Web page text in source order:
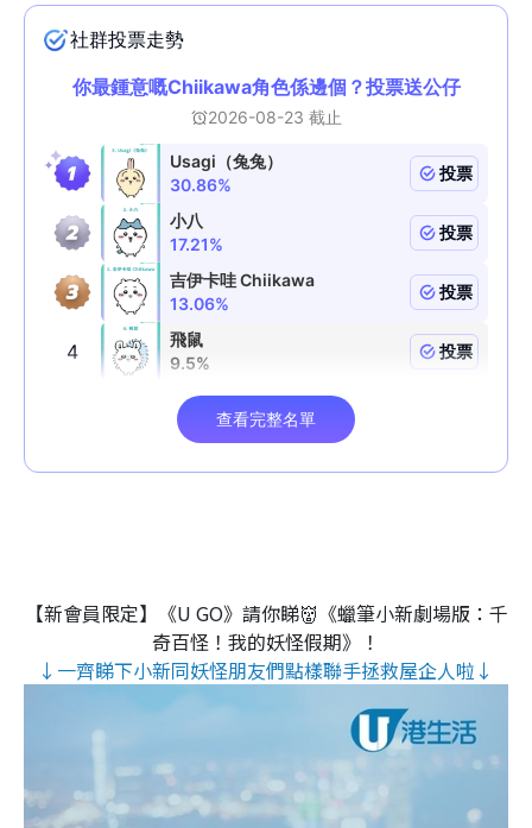
【新會員限定】《U GO》請你睇👹《蠟筆小新劇場版：千
奇百怪！我的妖怪假期》！
↓一齊睇下小新同妖怪朋友們點樣聯手拯救屋企人啦↓